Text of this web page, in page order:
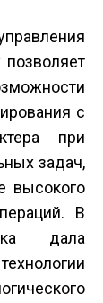
с
при
задач,
высокого
В
дала